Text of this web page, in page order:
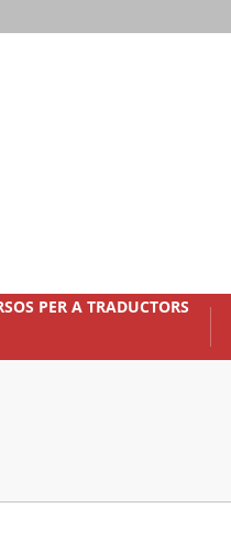
PER A TRADUCTORS